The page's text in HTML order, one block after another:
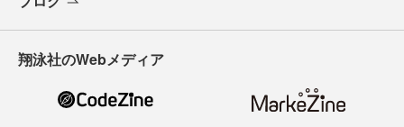
翔泳社のWebメディア